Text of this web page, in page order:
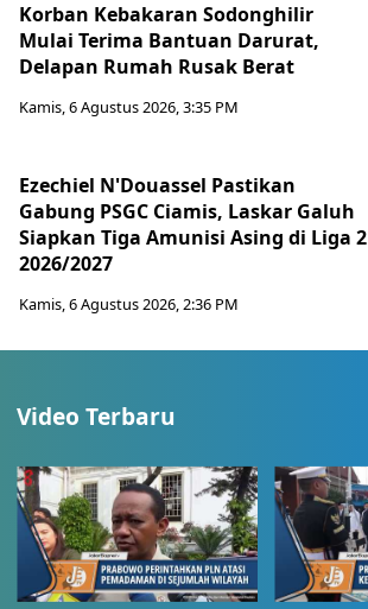
Korban Kebakaran Sodonghilir
Mulai Terima Bantuan Darurat,
Delapan Rumah Rusak Berat
Kamis, 6 Agustus 2026, 3:35 PM
Ezechiel N'Douassel Pastikan
Gabung PSGC Ciamis, Laskar Galuh
Siapkan Tiga Amunisi Asing di Liga 2
2026/2027
Kamis, 6 Agustus 2026, 2:36 PM
Video Terbaru